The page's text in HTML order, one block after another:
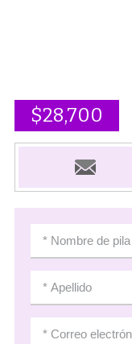
$28,700